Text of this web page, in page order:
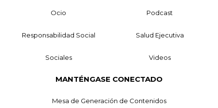
Ocio Podcast
Responsabilidad Social Salud Ejecutiva
Sociales Videos
MANTÉNGASE CONECTADO
Mesa de Generación de Contenidos